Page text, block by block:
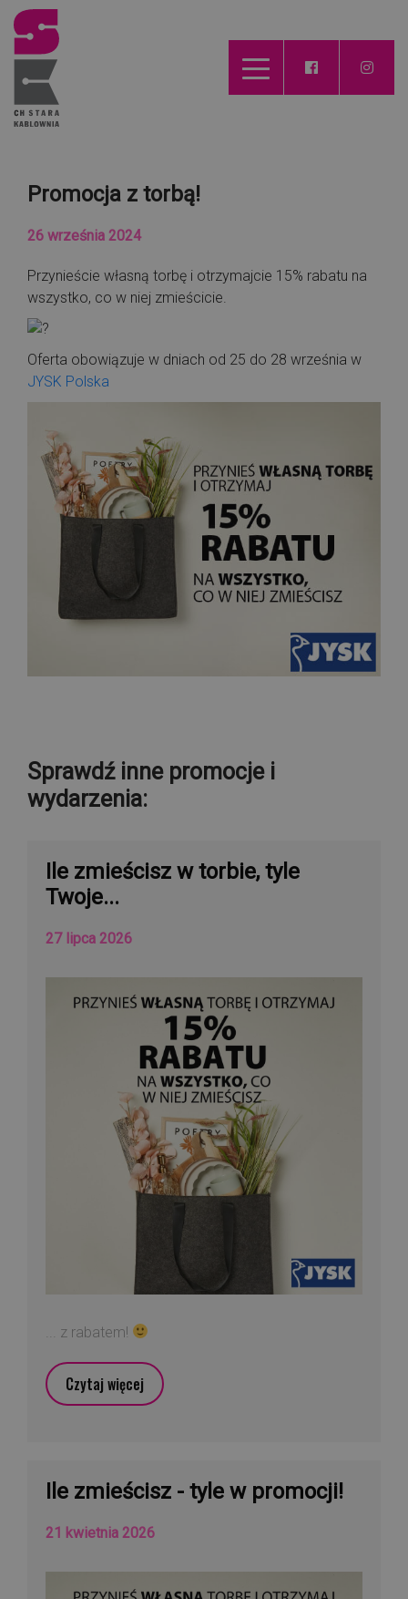
Promocja z torbą!
26 września 2024
Przynieście własną torbę i otrzymajcie 15% rabatu na
wszystko, co w niej zmieścicie.
Oferta obowiązuje w dniach od 25 do 28 września w
JYSK Polska
Sprawdź inne promocje i
wydarzenia:
Ile zmieścisz w torbie, tyle
Twoje...
27 lipca 2026
... z rabatem!
Czytaj więcej
Ile zmieścisz - tyle w promocji!
21 kwietnia 2026